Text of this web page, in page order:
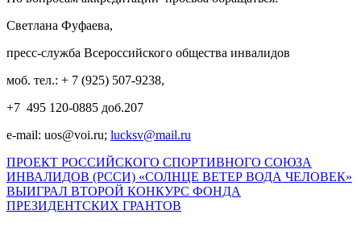
Светлана Фуфаева,
пресс-служба Всероссийского общества инвалидов
моб. тел.: + 7 (925) 507-9238,
+7 495 120-0885 доб.207
e-mail: uos@voi.ru; lucksv@mail.ru
ПРОЕКТ РОССИЙСКОГО СПОРТИВНОГО СОЮЗА
ИНВАЛИДОВ (РССИ) «СОЛНЦЕ ВЕТЕР ВОДА ЧЕЛОВЕК»
ВЫИГРАЛ ВТОРОЙ КОНКУРС ФОНДА
ПРЕЗИДЕНТСКИХ ГРАНТОВ